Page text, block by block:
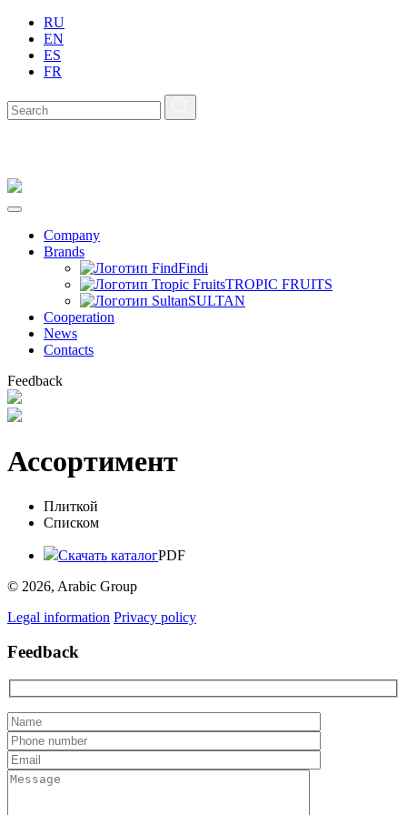
RU
EN
ES
FR
Company
Brands
Findi
TROPIC FRUITS
SULTAN
Сooperation
News
Contacts
Feedback
Ассортимент
Плиткой
Списком
Скачать каталогPDF
© 2026, Arabic Group
Legal information Privacy policy
Feedback